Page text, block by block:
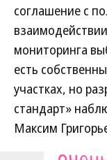
соглашение с
мониторинга
есть
участках, но
стандарт»
Максим